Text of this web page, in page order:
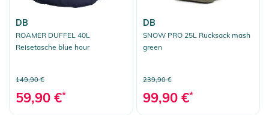
DB
ROAMER DUFFEL 40L
Reisetasche blue hour
149,90 €
59,90 €*
DB
SNOW PRO 25L Rucksack mash
green
239,90 €
99,90 €*